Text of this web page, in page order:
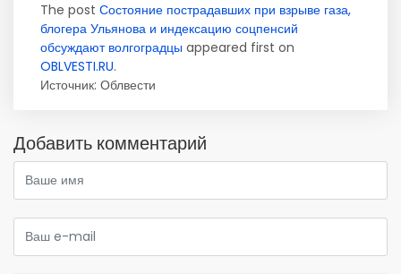
The post Состояние пострадавших при взрыве газа,
блогера Ульянова и индексацию соцпенсий
обсуждают волгоградцы appeared first on
OBLVESTI.RU.
Источник: Облвести
Добавить комментарий